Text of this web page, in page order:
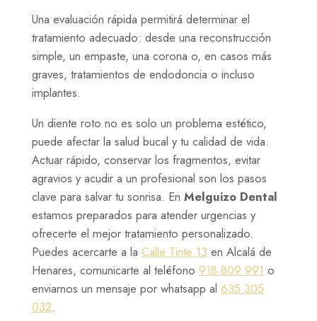
Una evaluación rápida permitirá determinar el
tratamiento adecuado: desde una reconstrucción
simple, un empaste, una corona o, en casos más
graves, tratamientos de endodoncia o incluso
implantes.
Un diente roto no es solo un problema estético,
puede afectar la salud bucal y tu calidad de vida.
Actuar rápido, conservar los fragmentos, evitar
agravios y acudir a un profesional son los pasos
clave para salvar tu sonrisa. En Melguizo Dental
estamos preparados para atender urgencias y
ofrecerte el mejor tratamiento personalizado.
Puedes acercarte a la Calle Tinte 13 en Alcalá de
Henares, comunicarte al teléfono 918 809 991 o
enviarnos un mensaje por whatsapp al 635 305
032.